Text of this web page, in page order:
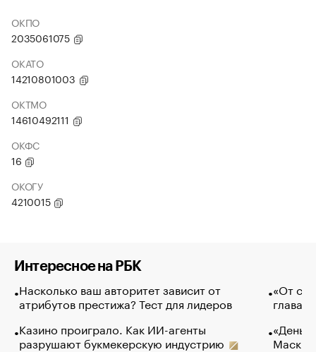
ОКПО
2035061075
ОКАТО
14210801003
ОКТМО
14610492111
ОКФС
16
ОКОГУ
4210015
Интересное на РБК
Насколько ваш авторитет зависит от
атрибутов престижа? Тест для лидеров
Казино проиграло. Как ИИ-агенты
разрушают букмекерскую индустрию
«От
глава
Маск в